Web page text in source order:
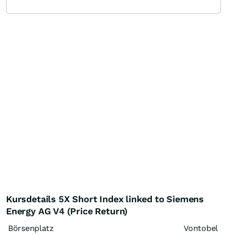
Kursdetails 5X Short Index linked to Siemens
Energy AG V4 (Price Return)
Börsenplatz
Vontobel